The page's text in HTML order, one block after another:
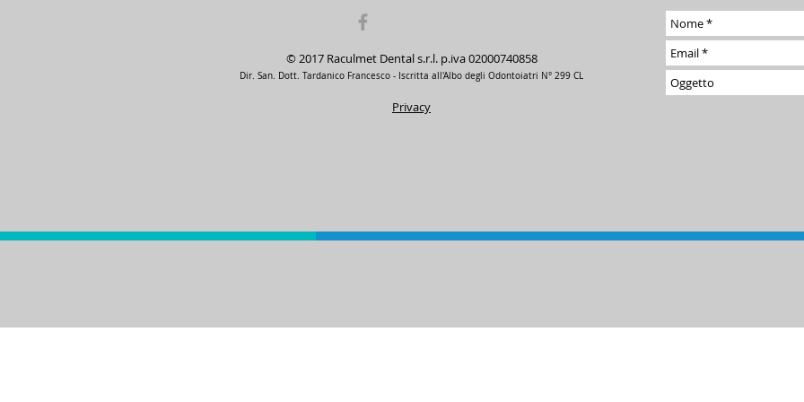
© 2017 Raculmet Dental s.r.l. p.iva 02000740858
Dir. San. Dott. Tardanico Francesco - Iscritta all'Albo degli Odontoiatri N° 299 CL
Privacy